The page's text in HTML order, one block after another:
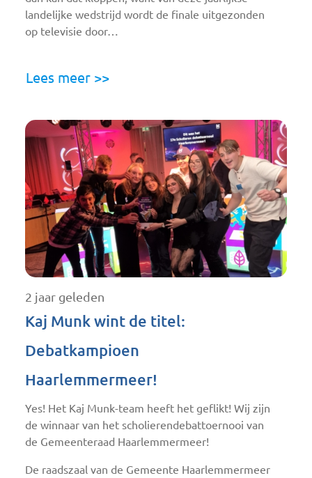
landelijke wedstrijd wordt de finale uitgezonden
op televisie door…
Lees meer >>
2 jaar geleden
Kaj Munk wint de titel:
Debatkampioen
Haarlemmermeer!
Yes! Het Kaj Munk-team heeft het geflikt! Wij zijn
de winnaar van het scholierendebattoernooi van
de Gemeenteraad Haarlemmermeer!
De raadszaal van de Gemeente Haarlemmermeer